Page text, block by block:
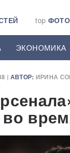
top ФОТО
ЭКОНОМИКА
| АВТОР: ИРИНА